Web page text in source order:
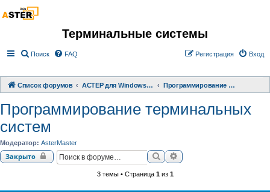
Терминальные системы
Поиск FAQ Вход
Регистрация
Список форумов АСТЕР для Windows 2000/XP/ 7/ 8/ 10 Программирование терминальных систем
Программирование терминальных
систем
Модератор: AsterMaster
Закрыто ПоискРасширенный поиск
3 темы • Страница 1из 1